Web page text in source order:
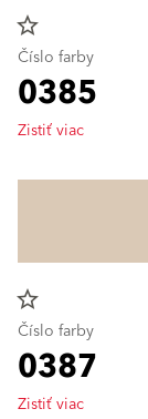
star_border
Číslo farby
0385
Zistiť viac
star_border
Číslo farby
0387
Zistiť viac